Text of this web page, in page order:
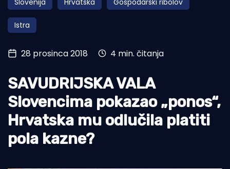
Turizam i nautika
Pomorstvo
Ribolov
Tradicija i kultura
Istra
28 prosinca 2018 4 min. čitanja
SAVUDRIJSKA VALA
Slovencima pokazao „ponos“,
Hrvatska mu odlučila platiti
pola kazne?